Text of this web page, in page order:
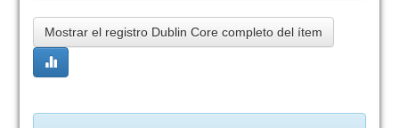
Mostrar el registro Dublin Core completo del ítem